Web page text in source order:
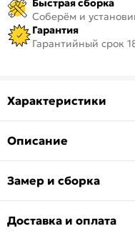
Быстрая сборка
Соберём и
Гарантия
Гарантийный срок
Характеристики
Описание
Замер и сборка
Доставка и оплата